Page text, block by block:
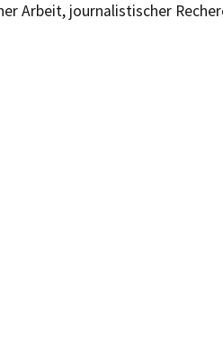
Arbeit, journalistischer